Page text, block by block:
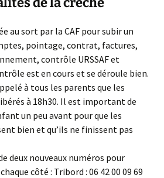
au sort par la CAF pour subir un
pointage, contrat, factures,
contrôle URSSAF et
est en cours et se déroule bien.
à tous les parents que les
à 18h30. Il est important de
un peu avant pour que les
bien et qu’ils ne finissent pas
deux nouveaux numéros pour
côté : Tribord : 06 42 00 09 69